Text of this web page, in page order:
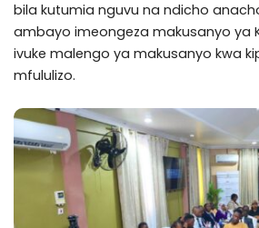
bila kutumia nguvu na ndicho
ambayo imeongeza makusanyo ya
ivuke malengo ya makusanyo kwa
mfululizo.